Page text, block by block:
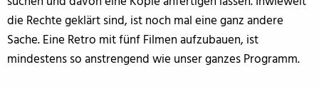
die Rechte geklärt sind, ist noch mal eine ganz andere
Sache. Eine Retro mit fünf Filmen aufzubauen, ist
mindestens so anstrengend wie unser ganzes Programm.